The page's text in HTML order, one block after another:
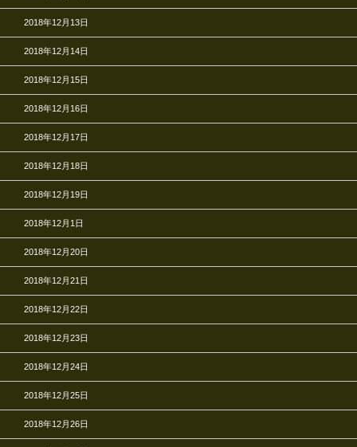
2018年12月13日
2018年12月14日
2018年12月15日
2018年12月16日
2018年12月17日
2018年12月18日
2018年12月19日
2018年12月1日
2018年12月20日
2018年12月21日
2018年12月22日
2018年12月23日
2018年12月24日
2018年12月25日
2018年12月26日